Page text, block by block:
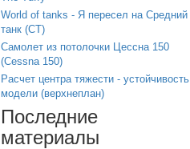
World of tanks - Я пересел на Средний
танк (СТ)
Самолет из потолочки Цессна 150
(Cessna 150)
Расчет центра тяжести - устойчивость
модели (верхнеплан)
Последние
материалы